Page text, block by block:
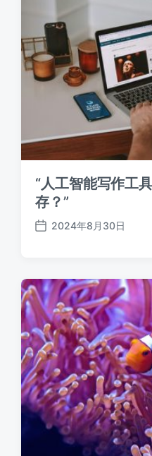
“人工智能写作工
存？”
发
期
2024年8月30日